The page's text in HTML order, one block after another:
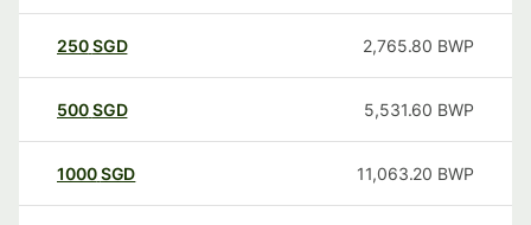
250SGD 2,765.80 BWP
500SGD 5,531.60 BWP
1000SGD 11,063.20 BWP